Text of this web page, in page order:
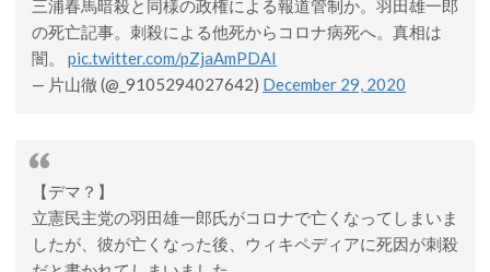
三浦春馬暗殺と同様の政権による報道管制か。羽田雄一郎
の死亡記事。刺殺による他死からコロナ病死へ。真相は
闇。 pic.twitter.com/pZjaAmPDAI
— 片山徹 (@_9105294027642) December 29, 2020
【デマ？】
立憲民主党の羽田雄一郎氏がコロナで亡くなってしまいま
したが、彼が亡くなった後、ウィキペディアに死因が刺殺